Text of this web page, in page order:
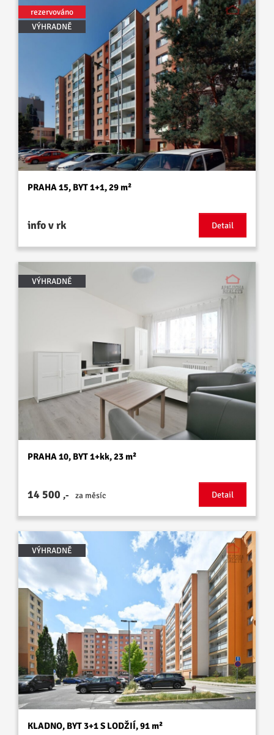
rezervováno
VÝHRADNĚ
PRAHA 15, BYT 1+1, 29 m²
info v rk Detail
VÝHRADNĚ
PRAHA 10, BYT 1+kk, 23 m²
14 500 ,- za měsíc Detail
VÝHRADNĚ
KLADNO, BYT 3+1 S LODŽIÍ, 91 m²